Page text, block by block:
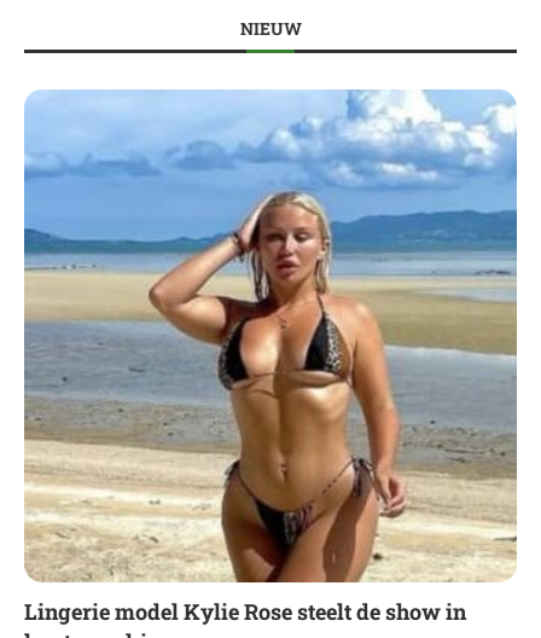
NIEUW
Lingerie model Kylie Rose steelt de show in